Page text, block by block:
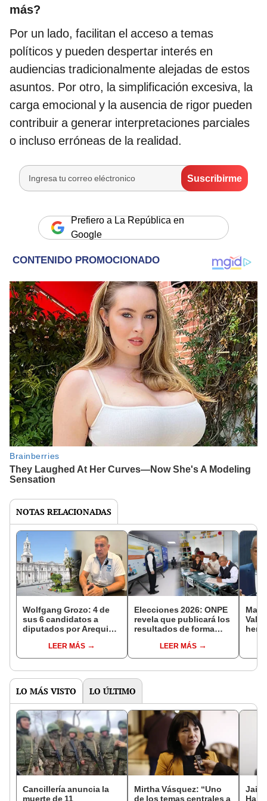
más?
Por un lado, facilitan el acceso a temas
políticos y pueden despertar interés en
audiencias tradicionalmente alejadas de estos
asuntos. Por otro, la simplificación excesiva, la
carga emocional y la ausencia de rigor pueden
contribuir a generar interpretaciones parciales
o incluso erróneas de la realidad.
Prefiero a La República en
Google
NOTAS RELACIONADAS
Wolfgang Grozo: 4 de
sus 6 candidatos a
diputados por Arequipa
la regiónLEER MÁS
Elecciones 2026: ONPE
revela que publicará los
resultados de forma
web el 12 de abril
LEER MÁS
que
LO MÁS VISTO LO ÚLTIMO
Cancillería anuncia la
muerte de 11
Mirtha Vásquez: “Uno
de los temas centrales a